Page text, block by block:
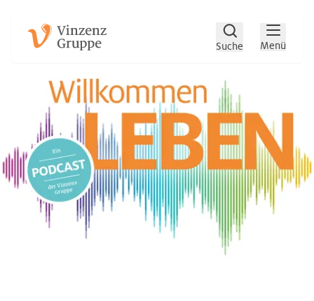
Zum Hauptinhalt
Zum Footer
Suche Menü